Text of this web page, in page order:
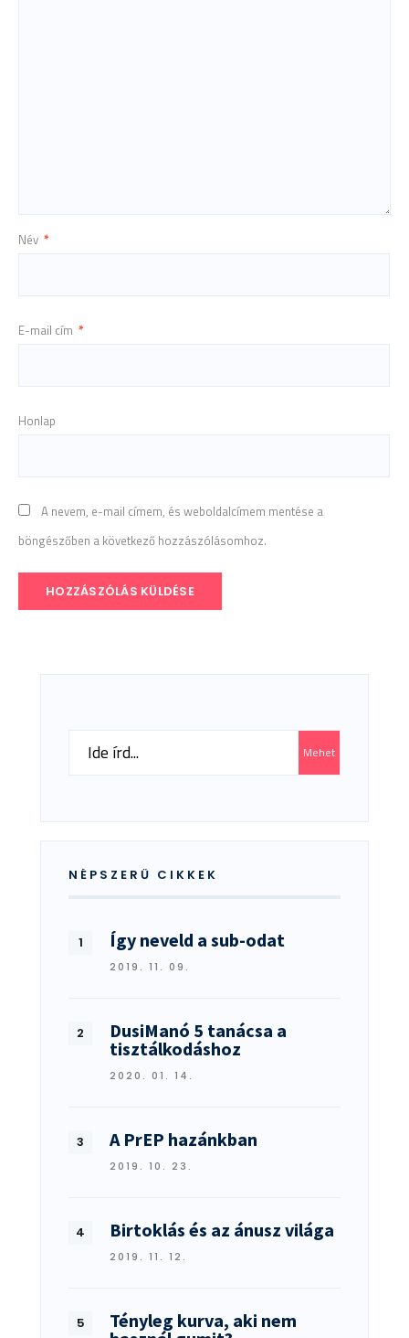
Név *
E-mail cím *
Honlap
A nevem, e-mail címem, és weboldalcímem mentése a
böngészőben a következő hozzászólásomhoz.
Search
Mehet
NÉPSZERŰ CIKKEK
Így neveld a sub-odat
2019. 11. 09.
DusiManó 5 tanácsa a
tisztálkodáshoz
2020. 01. 14.
A PrEP hazánkban
2019. 10. 23.
Birtoklás és az ánusz világa
2019. 11. 12.
Tényleg kurva, aki nem